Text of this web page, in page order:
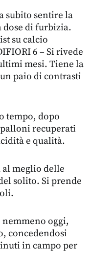
subito sentire la
dose di furbizia.
su calcio
6 – Si rivede
mesi. Tiene la
paio di contrasti
tempo, dopo
recuperati
e qualità.
al meglio delle
solito. Si prende
nemmeno oggi,
concedendosi
in campo per